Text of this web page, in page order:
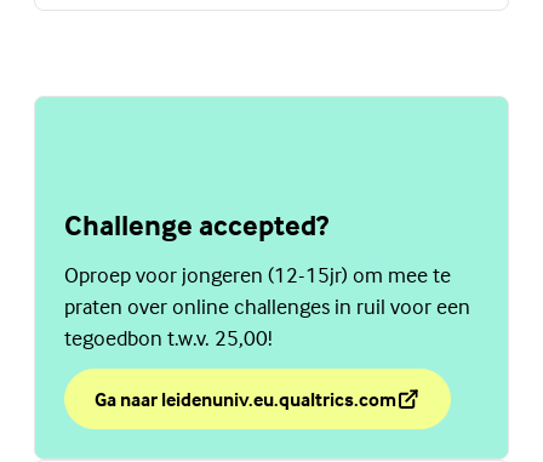
Challenge accepted?
Oproep voor jongeren (12-15jr) om mee te
praten over online challenges in ruil voor een
tegoedbon t.w.v. 25,00!
Ga naar leidenuniv.eu.qualtrics.com
over Challenge accepted?
(Externe link)